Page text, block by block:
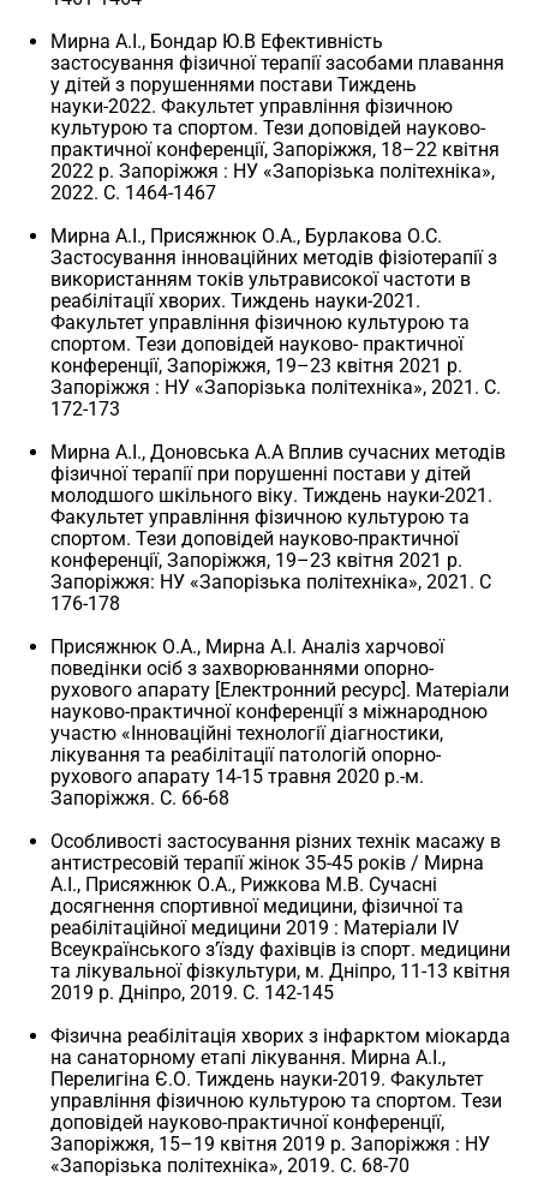
Мирна А.І., Бондар Ю.В Ефективність
застосування фізичної терапії засобами плавання
у дітей з порушеннями постави Тиждень
науки-2022. Факультет управління фізичною
культурою та спортом. Тези доповідей науково-
практичної конференції, Запоріжжя, 18–22 квітня
2022 р. Запоріжжя : НУ «Запорізька політехніка»,
2022. С. 1464-1467
Мирна А.І., Присяжнюк О.А., Бурлакова О.С.
Застосування інноваційних методів фізіотерапії з
використанням токів ультрависокої частоти в
реабілітації хворих. Тиждень науки-2021.
Факультет управління фізичною культурою та
спортом. Тези доповідей науково- практичної
конференції, Запоріжжя, 19–23 квітня 2021 р.
Запоріжжя : НУ «Запорізька політехніка», 2021. С.
172-173
Мирна А.І., Доновська А.А Вплив сучасних методів
фізичної терапії при порушенні постави у дітей
молодшого шкільного віку. Тиждень науки-2021.
Факультет управління фізичною культурою та
спортом. Тези доповідей науково-практичної
конференції, Запоріжжя, 19–23 квітня 2021 р.
Запоріжжя: НУ «Запорізька політехніка», 2021. С
176-178
Присяжнюк О.А., Мирна А.І. Аналіз харчової
поведінки осіб з захворюваннями опорно-
рухового апарату [Електронний ресурс]. Матеріали
науково-практичної конференції з міжнародною
участю «Інноваційні технології діагностики,
лікування та реабілітації патологій опорно-
рухового апарату 14-15 травня 2020 р.-м.
Запоріжжя. С. 66-68
Особливості застосування різних технік масажу в
антистресовій терапії жінок 35-45 років / Мирна
А.І., Присяжнюк О.А., Рижкова М.В. Сучасні
досягнення спортивної медицини, фізичної та
реабілітаційної медицини 2019 : Матеріали IV
Всеукраїнського з’їзду фахівців із спорт. медицини
та лікувальної фізкультури, м. Дніпро, 11-13 квітня
2019 р. Дніпро, 2019. С. 142-145
Фізична реабілітація хворих з інфарктом міокарда
на санаторному етапі лікування. Мирна А.І.,
Перелигіна Є.О. Тиждень науки-2019. Факультет
управління фізичною культурою та спортом. Тези
доповідей науково-практичної конференції,
Запоріжжя, 15–19 квітня 2019 р. Запоріжжя : НУ
«Запорізька політехніка», 2019. С. 68-70